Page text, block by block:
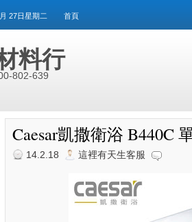
27日星期二 首頁
料行
802-639
Caesar凱撒衛浴 B440C
14.2.18 這裡有天生客服